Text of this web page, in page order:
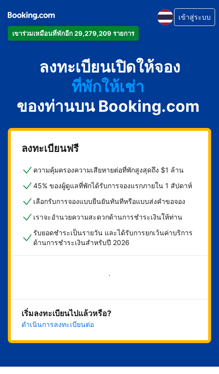
เข้าร่วมเหมือนที่พักอีก 29,279,209 รายการ
เข้าสู่ระบบ
ลงทะเบียนเปิดให้จอง
อพาร์ตเมนต์
โรงแรม
ที่พักให้เช่า
เกสต์เฮาส์
บีแอนด์บี
ของท่านบน Booking.com
ลงทะเบียนฟรี
ความคุ้มครองความเสียหายต่อที่พักสูงสุดถึง $1 ล้าน
45% ของผู้ดูแลที่พักได้รับการจองแรกภายใน 1 สัปดาห์
เลือกรับการจองแบบยืนยันทันทีหรือแบบส่งคำขอจอง
เราจะอำนวยความสะดวกด้านการชำระเงินให้ท่าน
รับยอดชำระเป็นรายวัน และได้รับการยกเว้นค่าบริการ
ด้านการชำระเงินสำหรับปี 2026
เริ่มดำเนินการเลย
เริ่มลงทะเบียนไปแล้วหรือ?
ดำเนินการลงทะเบียนต่อ